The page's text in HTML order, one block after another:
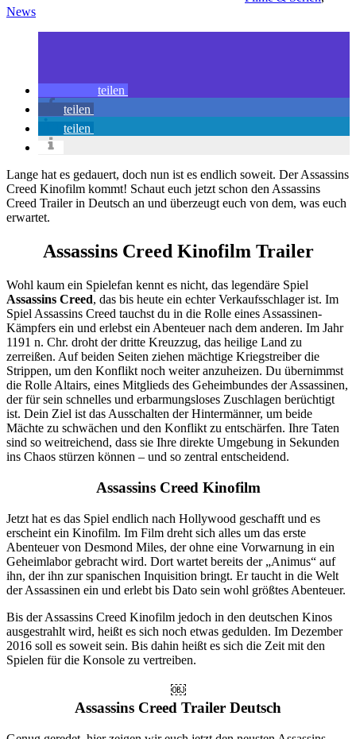
News
teilen
teilen
teilen
Lange hat es gedauert, doch nun ist es endlich soweit. Der Assassins
Creed Kinofilm kommt! Schaut euch jetzt schon den Assassins
Creed Trailer in Deutsch an und überzeugt euch von dem, was euch
erwartet.
Assassins Creed Kinofilm Trailer
Wohl kaum ein Spielefan kennt es nicht, das legendäre Spiel
Assassins Creed, das bis heute ein echter Verkaufsschlager ist. Im
Spiel Assassins Creed tauchst du in die Rolle eines Assassinen-
Kämpfers ein und erlebst ein Abenteuer nach dem anderen. Im Jahr
1191 n. Chr. droht der dritte Kreuzzug, das heilige Land zu
zerreißen. Auf beiden Seiten ziehen mächtige Kriegstreiber die
Strippen, um den Konflikt noch weiter anzuheizen. Du übernimmst
die Rolle Altairs, eines Mitglieds des Geheimbundes der Assassinen,
der für sein schnelles und erbarmungsloses Zuschlagen berüchtigt
ist. Dein Ziel ist das Ausschalten der Hintermänner, um beide
Mächte zu schwächen und den Konflikt zu entschärfen. Ihre Taten
sind so weitreichend, dass sie Ihre direkte Umgebung in Sekunden
ins Chaos stürzen können – und so zentral entscheidend.
Assassins Creed Kinofilm
Jetzt hat es das Spiel endlich nach Hollywood geschafft und es
erscheint ein Kinofilm. Im Film dreht sich alles um das erste
Abenteuer von Desmond Miles, der ohne eine Vorwarnung in ein
Geheimlabor gebracht wird. Dort wartet bereits der „Animus“ auf
ihn, der ihn zur spanischen Inquisition bringt. Er taucht in die Welt
der Assassinen ein und erlebt bis Dato sein wohl größtes Abenteuer.
Bis der Assassins Creed Kinofilm jedoch in den deutschen Kinos
ausgestrahlt wird, heißt es sich noch etwas gedulden. Im Dezember
2016 soll es soweit sein. Bis dahin heißt es sich die Zeit mit den
Spielen für die Konsole zu vertreiben.
￼
Assassins Creed Trailer Deutsch